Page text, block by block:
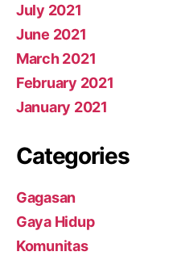
July 2021
June 2021
March 2021
February 2021
January 2021
Categories
Gagasan
Gaya Hidup
Komunitas